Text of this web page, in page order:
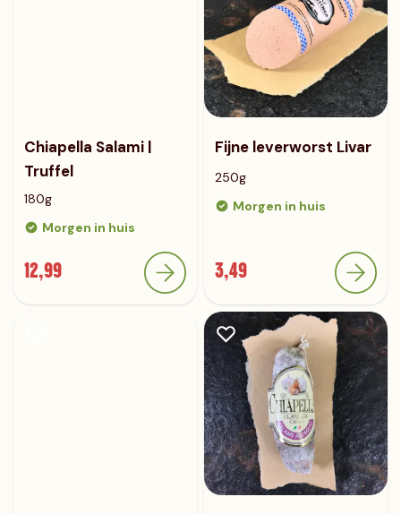
Chiapella Salami |
Truffel
180g
Morgen in huis
12,99
Fijne leverworst Livar
250g
Morgen in huis
3,49